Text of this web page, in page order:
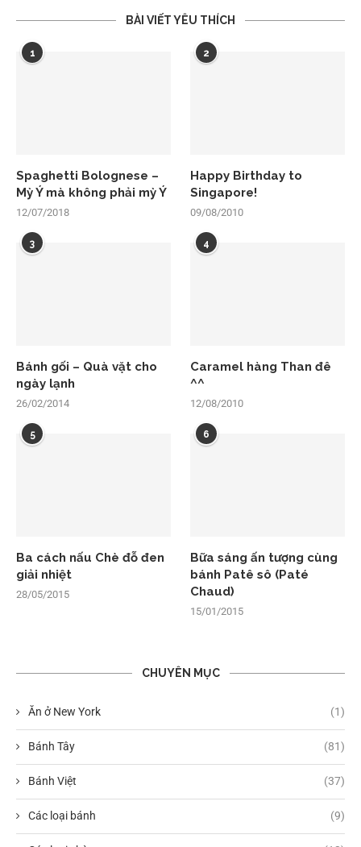
BÀI VIẾT YÊU THÍCH
1
Spaghetti Bolognese –
Mỳ Ý mà không phải mỳ Ý
12/07/2018
2
Happy Birthday to
Singapore!
09/08/2010
3
Bánh gối – Quà vặt cho
ngày lạnh
26/02/2014
4
Caramel hàng Than đê
^^
12/08/2010
5
Ba cách nấu Chè đỗ đen
giải nhiệt
28/05/2015
6
Bữa sáng ấn tượng cùng
bánh Patê sô (Paté
Chaud)
15/01/2015
CHUYÊN MỤC
Ăn ở New York (1)
Bánh Tây (81)
Bánh Việt (37)
Các loại bánh (9)